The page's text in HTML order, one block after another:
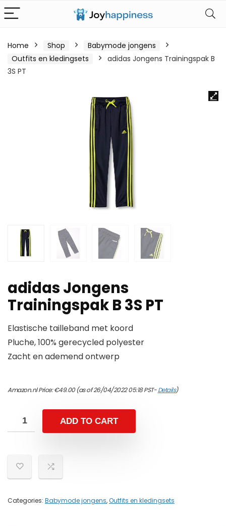
Home Shop
Babymode jongens
Outfits en kledingsets
adidas Jongens Trainingspak B
3S PT
adidas Jongens
Trainingspak B 3S PT
Elastische tailleband met koord
Pluche, 100% gerecycled polyester
Zacht en ademend ontwerp
Amazon.nl Price:€49.00(as of 26/04/2022 05:18 PST-Details)
ADD TO CART
Categories: Babymode jongens,Outfits en kledingsets